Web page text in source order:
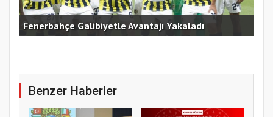
Fenerbahçe Galibiyetle Avantajı Yakaladı
Benzer Haberler